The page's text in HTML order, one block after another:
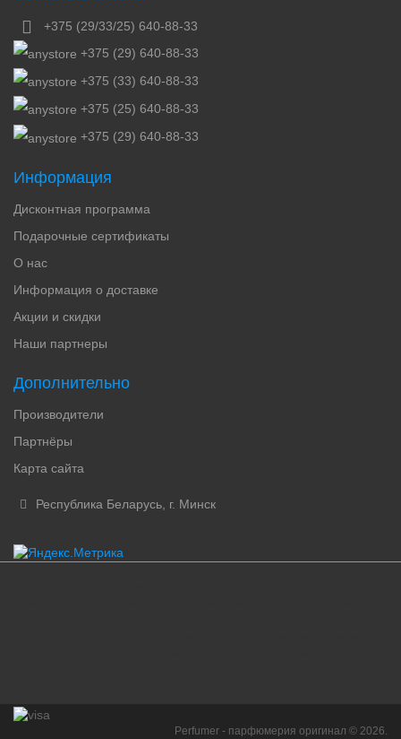
+375 (29/33/25) 640-88-33
+375 (29) 640-88-33
+375 (33) 640-88-33
+375 (25) 640-88-33
+375 (29) 640-88-33
Информация
Дисконтная программа
Подарочные сертификаты
О нас
Информация о доставке
Акции и скидки
Наши партнеры
Дополнительно
Производители
Партнёры
Карта сайта
Республика Беларусь, г. Минск
Perfumer - парфюмерия оригинал © 2026.